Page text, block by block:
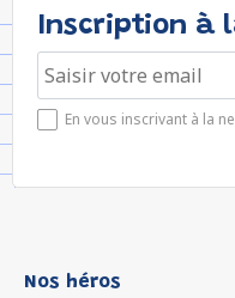
Inscription à
En vous inscrivant à la
Nos héros